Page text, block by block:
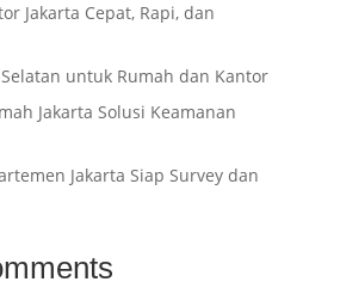
Jakarta Cepat, Rapi, dan
Selatan untuk Rumah dan Kantor
Jakarta Solusi Keamanan
Jakarta Siap Survey dan